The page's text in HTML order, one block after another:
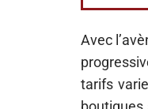
Avec
tarifs